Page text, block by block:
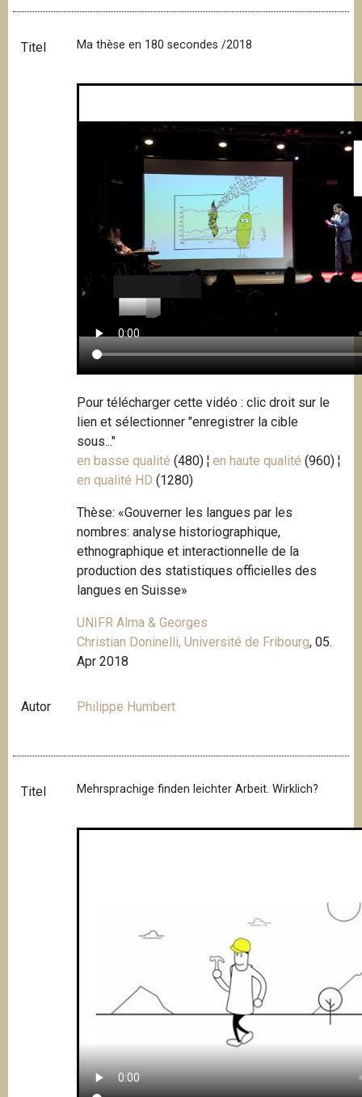
Titel Ma thèse en 180 secondes /2018
Pour télécharger cette vidéo : clic droit sur le
lien et sélectionner "enregistrer la cible
sous..."
en basse qualité (480) ¦en haute qualité (960) ¦
en qualité HD (1280)
Thèse: «Gouverner les langues par les
nombres: analyse historiographique,
ethnographique et interactionnelle de la
production des statistiques officielles des
langues en Suisse»
UNIFR Alma & Georges
Christian Doninelli, Université de Fribourg, 05.
Apr 2018
Autor Philippe Humbert
Titel Mehrsprachige finden leichter Arbeit. Wirklich?